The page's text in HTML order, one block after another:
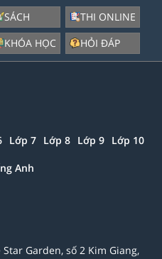
SÁCH
KHÓA HỌC
THI ONLINE
HỎI ĐÁP
Lớp 7 Lớp 8 Lớp 9 Lớp 10
Anh
Star Garden, số 2 Kim Giang,